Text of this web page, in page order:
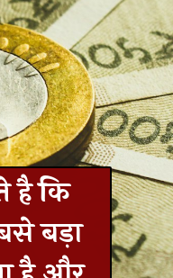
है कि
बड़ा